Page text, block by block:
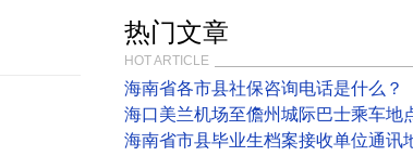
热门文章
HOT ARTICLE
海南省各市县社保咨询电话是什么？
海口美兰机场至儋州城际巴士乘车地
海南省市县毕业生档案接收单位通讯